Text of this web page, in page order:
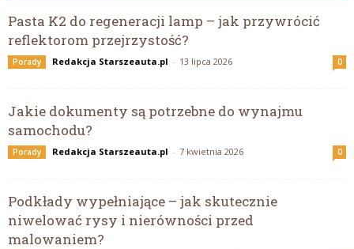
Pasta K2 do regeneracji lamp – jak przywrócić
reflektorom przejrzystość?
Porady Redakcja Starszeauta.pl - 13 lipca 2026 0
Jakie dokumenty są potrzebne do wynajmu
samochodu?
Porady Redakcja Starszeauta.pl - 7 kwietnia 2026 0
Podkłady wypełniające – jak skutecznie
niwelować rysy i nierówności przed
malowaniem?